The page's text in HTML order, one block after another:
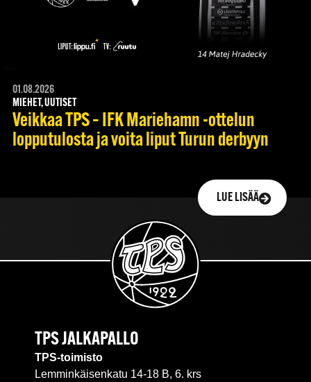
01.08.2026
MIEHET, UUTISET
Veikkaa TPS – IFK Mariehamn -ottelun
lopputulosta ja voita liput Turun derbyyn
LUE LISÄÄ
TPS JALKAPALLO
TPS-toimisto
Lemminkäisenkatu 14-18 B, 6. krs